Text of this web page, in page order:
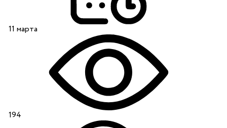
11 марта
194